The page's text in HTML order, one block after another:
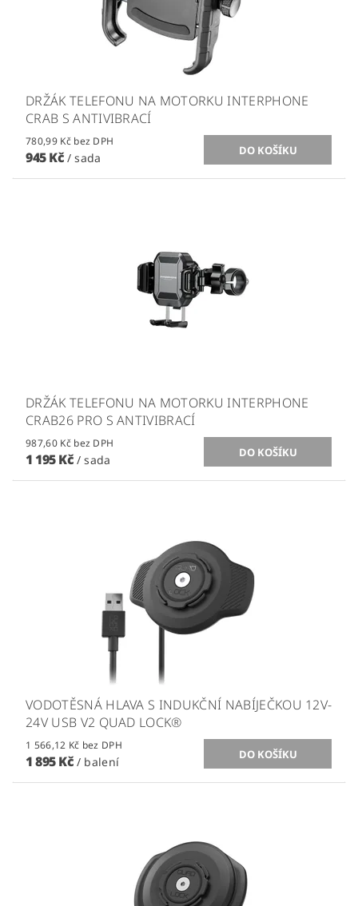
DRŽÁK TELEFONU NA MOTORKU INTERPHONE
CRAB S ANTIVIBRACÍ
780,99 Kč bez DPH
945 Kč / sada
DRŽÁK TELEFONU NA MOTORKU INTERPHONE
CRAB26 PRO S ANTIVIBRACÍ
987,60 Kč bez DPH
1 195 Kč / sada
VODOTĚSNÁ HLAVA S INDUKČNÍ NABÍJEČKOU 12V-
24V USB V2 QUAD LOCK®
1 566,12 Kč bez DPH
1 895 Kč / balení